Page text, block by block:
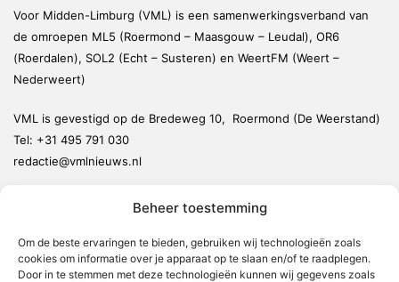
Beheer toestemming
Om de beste ervaringen te bieden, gebruiken wij technologieën zoals
cookies om informatie over je apparaat op te slaan en/of te raadplegen.
Door in te stemmen met deze technologieën kunnen wij gegevens zoals
Voor Midden-Limburg (VML) is een samenwerkingsverband van
de omroepen ML5 (Roermond – Maasgouw – Leudal), OR6
(Roerdalen), SOL2 (Echt – Susteren) en WeertFM (Weert –
Nederweert)
VML is gevestigd op de Bredeweg 10, Roermond (De Weerstand)
Tel: +31 495 791 030
redactie@vmlnieuws.nl
Nederweert
Leudal